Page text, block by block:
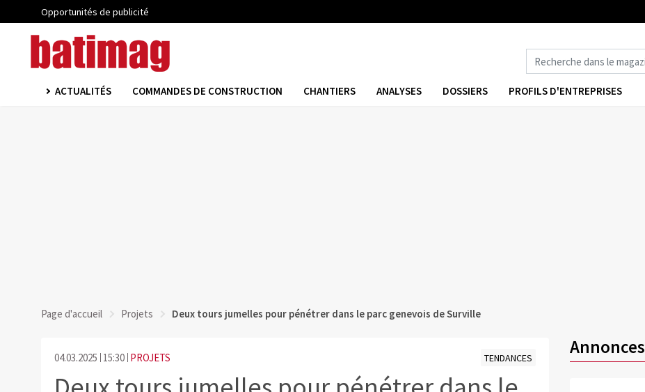
Opportunités de publicité
ACTUALITÉS COMMANDES DE CONSTRUCTION CHANTIERS ANALYSES DOSSIERS PROFILS D'ENTREPRISES
Page d'accueil Projets Deux tours jumelles pour pénétrer dans le parc genevois de Surville
04.03.2025 15:30 PROJETS TENDANCES
Annonces